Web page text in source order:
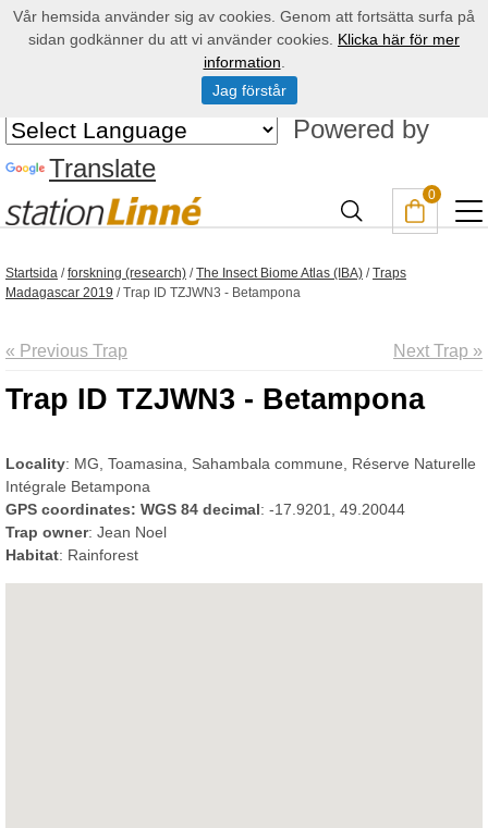
Powered by
Translate
0
Startsida /forskning (research) /The Insect Biome Atlas (IBA) /Traps
Madagascar 2019 /Trap ID TZJWN3 - Betampona
« Previous Trap Next Trap »
Trap ID TZJWN3 - Betampona
Locality: MG, Toamasina, Sahambala commune, Réserve Naturelle
Intégrale Betampona
GPS coordinates: WGS 84 decimal: -17.9201, 49.20044
Trap owner: Jean Noel
Habitat: Rainforest
Vår hemsida använder sig av cookies. Genom att fortsätta surfa på
sidan godkänner du att vi använder cookies. Klicka här för mer
information
Jag förstår